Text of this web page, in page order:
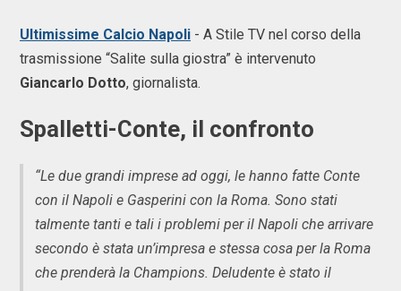
Ultimissime Calcio Napoli - A Stile TV nel corso della
trasmissione “Salite sulla giostra” è intervenuto
Giancarlo Dotto, giornalista.
Spalletti-Conte, il confronto
“Le due grandi imprese ad oggi, le hanno fatte Conte
con il Napoli e Gasperini con la Roma. Sono stati
talmente tanti e tali i problemi per il Napoli che arrivare
secondo è stata un’impresa e stessa cosa per la Roma
che prenderà la Champions. Deludente è stato il